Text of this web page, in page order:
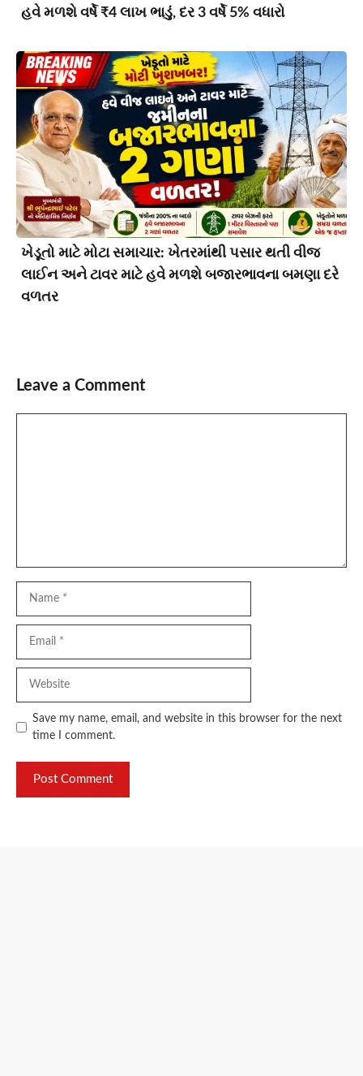
હવે મળશે વર્ષે ₹4 લાખ ભાડું, દર 3 વર્ષે 5% વધારો
ખેડૂતો માટે મોટા સમાચાર: ખેતરમાંથી પસાર થતી વીજ
લાઈન અને ટાવર માટે હવે મળશે બજારભાવના બમણા દરે
વળતર
Leave a Comment
Save my name, email, and website in this browser for the next
time I comment.